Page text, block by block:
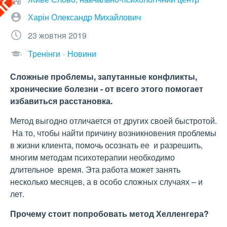
Харін Олександр Михайлович
23 жовтня 2019
Тренінги
Новини
Сложные проблемы, запутанные конфликты,
хронические болезни - от всего этого помогает
избавиться расстановка.
Метод выгодно отличается от других своей быстротой.
На то, чтобы найти причину возникновения проблемы
в жизни клиента, помочь осознать ее и разрешить,
многим методам психотерапии необходимо
длительное время. Эта работа может занять
несколько месяцев, а в особо сложных случаях – и
лет.
Прочему стоит попробовать метод Хелленгера?